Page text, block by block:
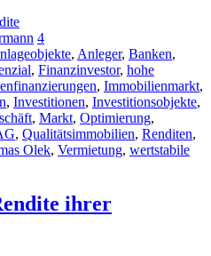
4
, Anleger, Banken,
, Finanzinvestor, hohe
, Immobilienmarkt,
, Investitionen, Investitionsobjekte,
, Markt, Optimierung,
, Qualitätsimmobilien, Renditen,
Olek, Vermietung, wertstabile
ihrer